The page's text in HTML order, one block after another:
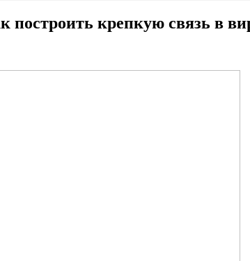
крепкую связь в